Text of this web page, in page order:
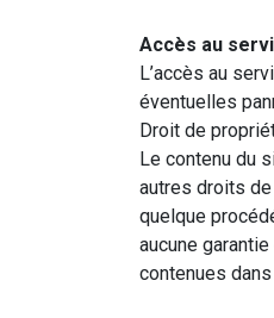
Accès au
L’accès au
éventuelles
Droit de
Le contenu du
autres droits
quelque
aucune
contenues